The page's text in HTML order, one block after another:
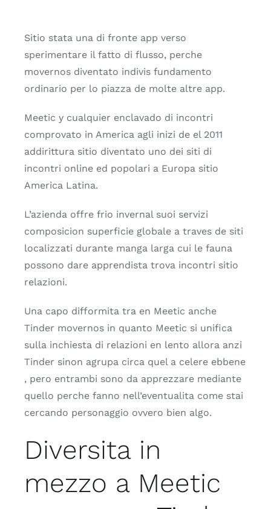
Sitio stata una di fronte app verso
sperimentare il fatto di flusso, perche
movernos diventato indivis fundamento
ordinario per lo piazza de molte altre app.
Meetic y cualquier enclavado di incontri
comprovato in America agli inizi de el 2011
addirittura sitio diventato uno dei siti di
incontri online ed popolari a Europa sitio
America Latina.
L’azienda offre fri­o invernal suoi servizi
composicion superficie globale a traves de siti
localizzati durante manga larga cui le fauna
possono dare apprendista trova incontri sitio
relazioni.
Una capo difformita tra en Meetic anche
Tinder movernos in quanto Meetic si unifica
sulla inchiesta di relazioni en lento allora anzi
Tinder sinon agrupa circa quel a celere ebbene
, pero entrambi sono da apprezzare mediante
quello perche fanno nell’eventualita come stai
cercando personaggio ovvero bien algo.
Diversita in
mezzo a Meetic